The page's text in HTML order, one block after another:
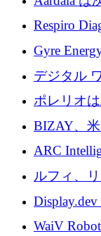
寄付
Respiro
100 万ポ
Gyre
を削減す
デジタル
1,000 万
700 万ド
ポレリオ
万ユーロ
BIZAY、
めに5,500
ARC
ットフォ
ルフィ、
810万ポン
コラボレ
WaiV